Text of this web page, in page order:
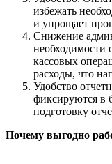
избежать
и упрощает
Снижение
необходимости
кассовых
расходы, что
Удобство
фиксируются в
подготовку
Почему выгодно